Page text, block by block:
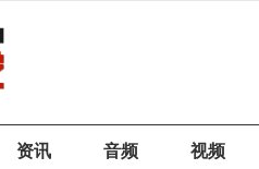
资讯 音频 视频